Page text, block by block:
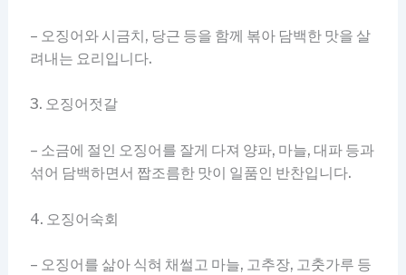
– 오징어와 시금치, 당근 등을 함께 볶아 담백한 맛을 살
려내는 요리입니다.
3. 오징어젓갈
– 소금에 절인 오징어를 잘게 다져 양파, 마늘, 대파 등과
섞어 담백하면서 짭조름한 맛이 일품인 반찬입니다.
4. 오징어숙회
– 오징어를 삶아 식혀 채썰고 마늘, 고추장, 고춧가루 등